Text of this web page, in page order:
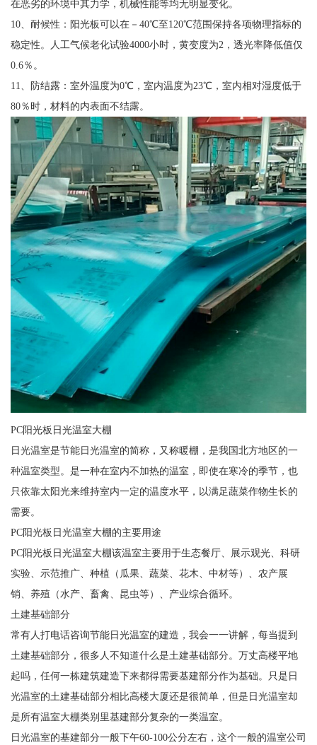
在恶劣的环境中其力学，机械性能等均无明显变化。
10、耐候性：阳光板可以在－40℃至120℃范围保持各项物理指标的
稳定性。人工气候老化试验4000小时，黄变度为2，透光率降低值仅
0.6％。
11、防结露：室外温度为0℃，室内温度为23℃，室内相对湿度低于
80％时，材料的内表面不结露。
PC阳光板日光温室大棚
日光温室是节能日光温室的简称，又称暖棚，是我国北方地区的一
种温室类型。是一种在室内不加热的温室，即使在寒冷的季节，也
只依靠太阳光来维持室内一定的温度水平，以满足蔬菜作物生长的
需要。
PC阳光板日光温室大棚的主要用途
PC阳光板日光温室大棚该温室主要用于生态餐厅、展示观光、科研
实验、示范推广、种植（瓜果、蔬菜、花木、中材等）、农产展
销、养殖（水产、畜禽、昆虫等）、产业综合循环。
土建基础部分
常有人打电话咨询节能日光温室的建造，我会一一讲解，每当提到
土建基础部分，很多人不知道什么是土建基础部分。万丈高楼平地
起吗，任何一栋建筑建造下来都得需要基建部分作为基础。只是日
光温室的土建基础部分相比高楼大厦还是很简单，但是日光温室却
是所有温室大棚类别里基建部分复杂的一类温室。
日光温室的基建部分一般下午60-100公分左右，这个一般的温室公司